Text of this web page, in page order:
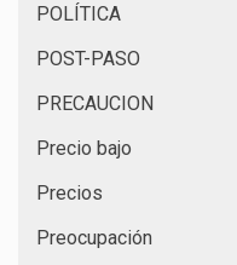
POLÍTICA
POST-PASO
PRECAUCION
Precio bajo
Precios
Preocupación